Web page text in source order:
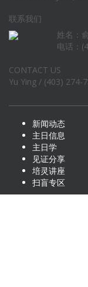
联系我们
姓名：
电话：
CONTACT US
Yu Ying / (403) 274-
新闻动态
主日信息
主日学
见证分享
培灵讲座
扫盲专区